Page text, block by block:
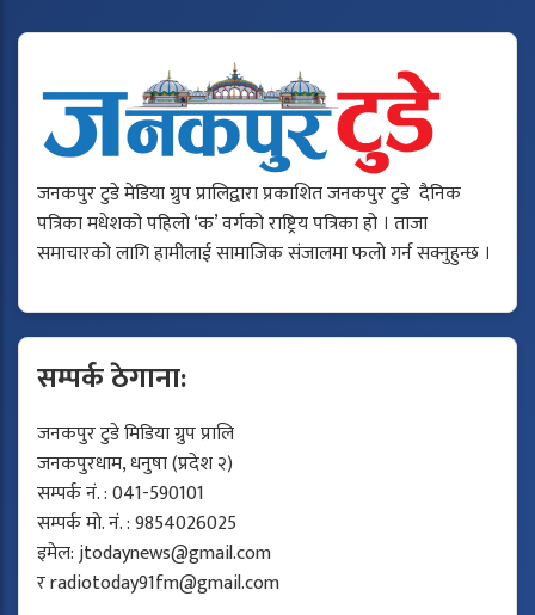
जनकपुर टुडे मेडिया ग्रुप प्रालिद्वारा प्रकाशित जनकपुर टुडे दैनिक
पत्रिका मधेशको पहिलो ‘क’ वर्गको राष्ट्रिय पत्रिका हो । ताजा
समाचारको लागि हामीलाई सामाजिक संजालमा फलो गर्न सक्नुहुन्छ ।
सम्पर्क ठेगाना:
जनकपुर टुडे मिडिया ग्रुप प्रालि
जनकपुरधाम, धनुषा (प्रदेश २)
सम्पर्क नं. : 041-590101
सम्पर्क मो. नं. : 9854026025
इमेल:jtodaynews@gmail.com
रradiotoday91fm@gmail.com